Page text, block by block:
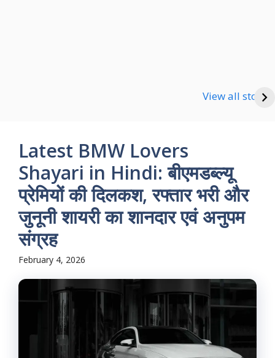
View all stories
Good Night Shayari
Latest BMW Lovers
Shayari in Hindi: बीएमडब्ल्यू
प्रेमियों की दिलकश, रफ्तार भरी और
जुनूनी शायरी का शानदार एवं अनुपम
संग्रह
February 4, 2026